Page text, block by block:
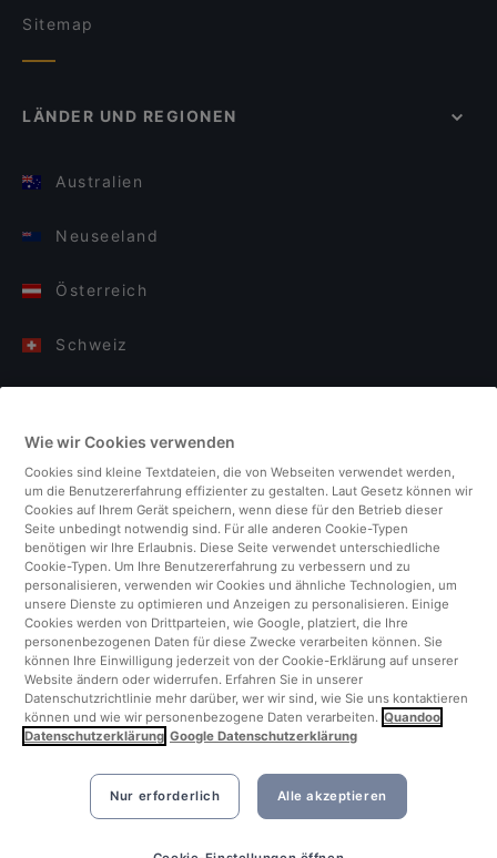
Sitemap
LÄNDER UND REGIONEN
Australien
Neuseeland
Österreich
Schweiz
Italien
Finnland
Vereinigtes Königreich
Türkei
Niederlande
Singapur
Wie wir Cookies verwenden
Cookies sind kleine Textdateien, die von Webseiten verwendet werden,
um die Benutzererfahrung effizienter zu gestalten. Laut Gesetz können wir
Cookies auf Ihrem Gerät speichern, wenn diese für den Betrieb dieser
Seite unbedingt notwendig sind. Für alle anderen Cookie-Typen
benötigen wir Ihre Erlaubnis. Diese Seite verwendet unterschiedliche
Cookie-Typen. Um Ihre Benutzererfahrung zu verbessern und zu
personalisieren, verwenden wir Cookies und ähnliche Technologien, um
unsere Dienste zu optimieren und Anzeigen zu personalisieren. Einige
Cookies werden von Drittparteien, wie Google, platziert, die Ihre
personenbezogenen Daten für diese Zwecke verarbeiten können. Sie
können Ihre Einwilligung jederzeit von der Cookie-Erklärung auf unserer
Website ändern oder widerrufen. Erfahren Sie in unserer
Datenschutzrichtlinie mehr darüber, wer wir sind, wie Sie uns kontaktieren
können und wie wir personenbezogene Daten verarbeiten. Quandoo
Datenschutzerklärung Google Datenschutzerklärung
Nur erforderlich Alle akzeptieren